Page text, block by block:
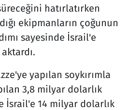
hatırlatırken
ekipmanların çoğunun
sayesinde İsrail'e
yapılan soykırımla
3,8 milyar dolarlık
İsrail'e 14 milyar dolarlık